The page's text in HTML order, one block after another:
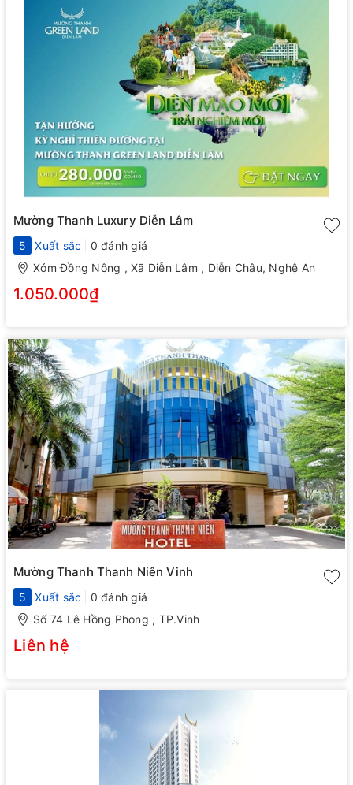
Mường Thanh Luxury Diễn Lâm
5 Xuất sắc
0 đánh giá
Xóm Đồng Nông , Xã Diễn Lâm , Diễn Châu, Nghệ An
1.050.000₫
Mường Thanh Thanh Niên Vinh
5 Xuất sắc
0 đánh giá
Số 74 Lê Hồng Phong , TP.Vinh
Liên hệ